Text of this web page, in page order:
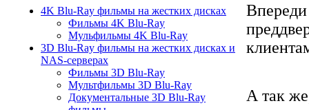
4K Blu-Ray фильмы на жестких дисках
Фильмы 4K Blu-Ray
Мульфильмы 4K Blu-Ray
3D Blu-Ray фильмы на жестких дисках и
NAS-серверах
Фильмы 3D Blu-Ray
Мультфильмы 3D Blu-Ray
Документальные 3D Blu-Ray
А так